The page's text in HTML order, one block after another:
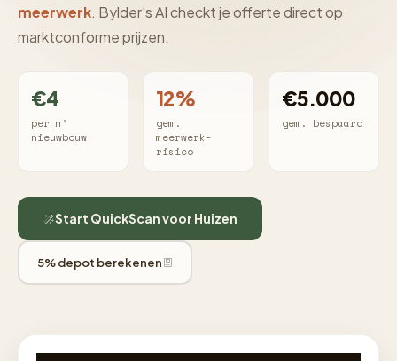
meerwerk. Bylder's AI checkt je offerte direct op
marktconforme prijzen.
€4
per m²
nieuwbouw
12%
gem.
meerwerk-
risico
€5.000
gem. bespaard
Start QuickScan voor Huizen
5% depot berekenen